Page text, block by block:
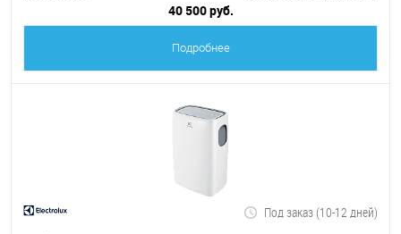
40 500 руб.
Подробнее
Под заказ (10-12 дней)